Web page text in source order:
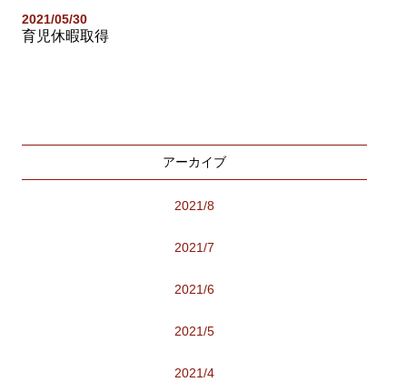
2021/05/30
育児休暇取得
アーカイブ
2021/8
2021/7
2021/6
2021/5
2021/4